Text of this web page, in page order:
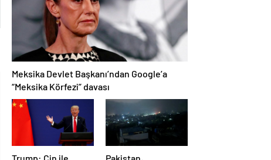
Meksika Devlet Başkanı’ndan Google’a
“Meksika Körfezi” davası